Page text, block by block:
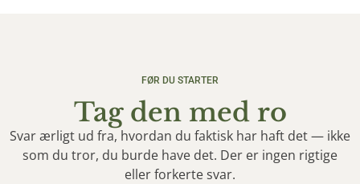
FØR DU STARTER
Tag den med ro
Svar ærligt ud fra, hvordan du faktisk har haft det — ikke
som du tror, du burde have det. Der er ingen rigtige
eller forkerte svar.